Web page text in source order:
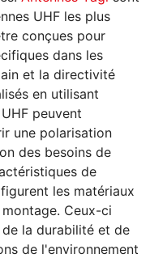
UHF les plus
conçues pour
dans les
et la directivité
en utilisant
peuvent
une polarisation
des besoins de
de
les matériaux
Ceux-ci
la durabilité et de
de l'environnement